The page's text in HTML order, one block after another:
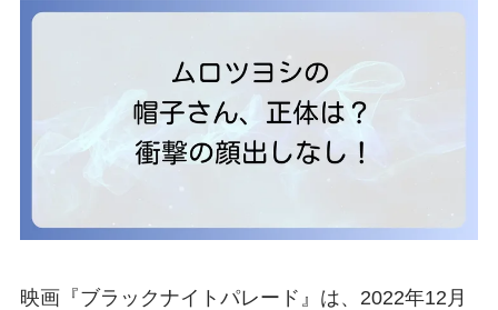
映画『ブラックナイトパレード』は、2022年12月